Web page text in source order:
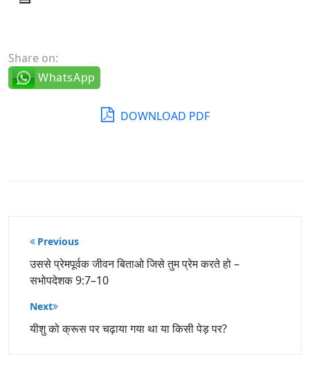
Share on:
WhatsApp
DOWNLOAD PDF
पोस्ट
नेविगेशन
Previous
उससे प्रेमपूर्वक जीवन बिताओ जिसे तुम प्रेम करते हो –
सभोपदेशक 9:7–10
Next
यीशु को क्रूस पर चढ़ाया गया था या किसी पेड़ पर?